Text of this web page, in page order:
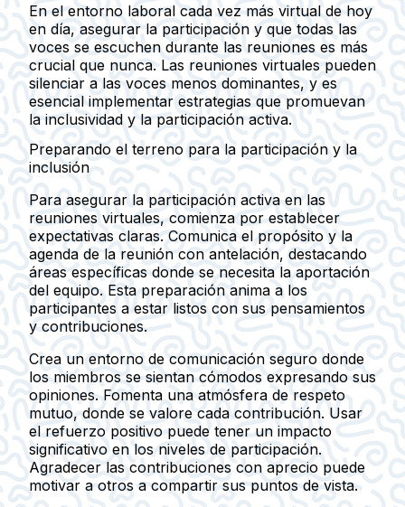
En el entorno laboral cada vez más virtual de hoy
en día, asegurar la participación y que todas las
voces se escuchen durante las reuniones es más
crucial que nunca. Las reuniones virtuales pueden
silenciar a las voces menos dominantes, y es
esencial implementar estrategias que promuevan
la inclusividad y la participación activa.
Preparando el terreno para la participación y la
inclusión
Para asegurar la participación activa en las
reuniones virtuales, comienza por establecer
expectativas claras. Comunica el propósito y la
agenda de la reunión con antelación, destacando
áreas específicas donde se necesita la aportación
del equipo. Esta preparación anima a los
participantes a estar listos con sus pensamientos
y contribuciones.
Crea un entorno de comunicación seguro donde
los miembros se sientan cómodos expresando sus
opiniones. Fomenta una atmósfera de respeto
mutuo, donde se valore cada contribución. Usar
el refuerzo positivo puede tener un impacto
significativo en los niveles de participación.
Agradecer las contribuciones con aprecio puede
motivar a otros a compartir sus puntos de vista.